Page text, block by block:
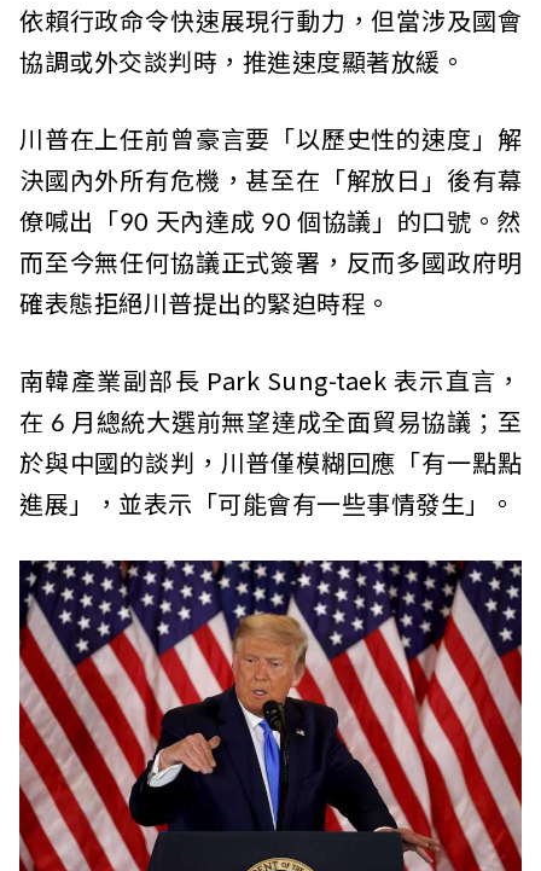
依賴行政命令快速展現行動力，但當涉及國會
協調或外交談判時，推進速度顯著放緩。
川普在上任前曾豪言要「以歷史性的速度」解
決國內外所有危機，甚至在「解放日」後有幕
僚喊出「90 天內達成 90 個協議」的口號。然
而至今無任何協議正式簽署，反而多國政府明
確表態拒絕川普提出的緊迫時程。
南韓產業副部長 Park Sung-taek 表示直言，
在 6 月總統大選前無望達成全面貿易協議；至
於與中國的談判，川普僅模糊回應「有一點點
進展」，並表示「可能會有一些事情發生」。